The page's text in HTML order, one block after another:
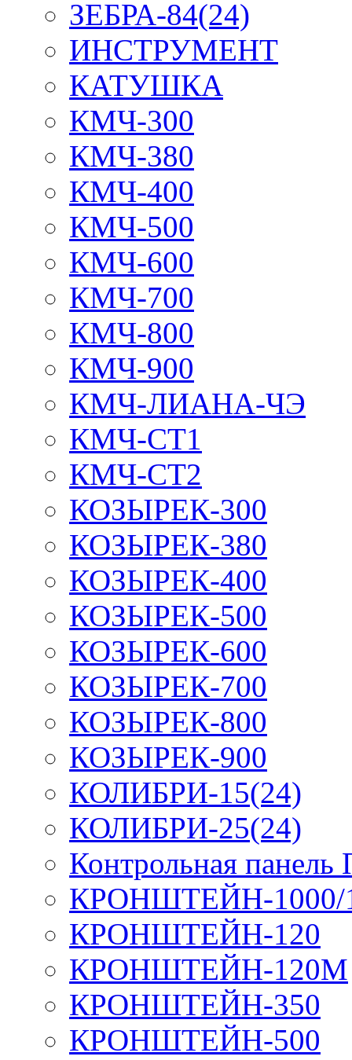
ЗЕБРА-84(24)
ИНСТРУМЕНТ
КАТУШКА
КМЧ-300
КМЧ-380
КМЧ-400
КМЧ-500
КМЧ-600
КМЧ-700
КМЧ-800
КМЧ-900
КМЧ-ЛИАНА-ЧЭ
КМЧ-СТ1
КМЧ-СТ2
КОЗЫРЕК-300
КОЗЫРЕК-380
КОЗЫРЕК-400
КОЗЫРЕК-500
КОЗЫРЕК-600
КОЗЫРЕК-700
КОЗЫРЕК-800
КОЗЫРЕК-900
КОЛИБРИ-15(24)
КОЛИБРИ-25(24)
Контрольная
КРОНШТЕЙН-1000/
КРОНШТЕЙН-120
КРОНШТЕЙН-120М
КРОНШТЕЙН-350
КРОНШТЕЙН-500